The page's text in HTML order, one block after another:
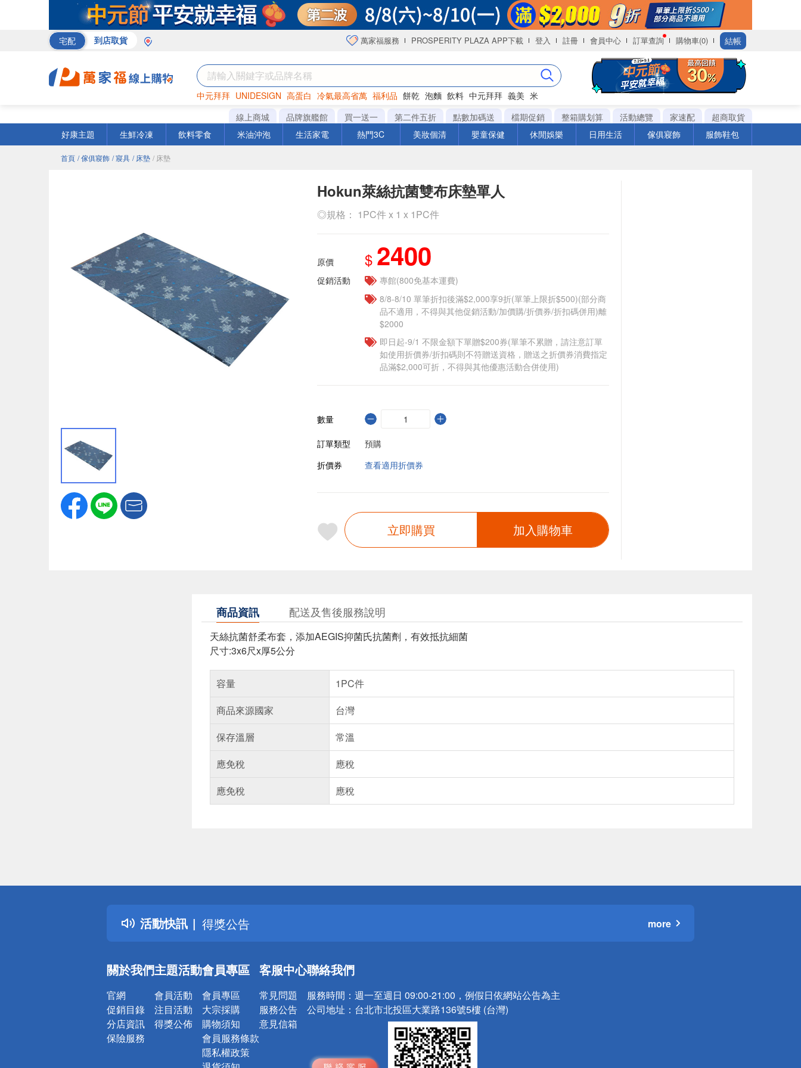
宅配 到店取貨 萬家福服務 PROSPERITY PLAZA APP下載 登入 註冊 會員中心 訂單查詢 購物車(0) 結帳
中元拜拜 UNIDESIGN 高蛋白 冷氣最高省萬 福利品 餅乾 泡麵 飲料 中元拜拜 義美 米
罐頭 咖啡 海苔
線上商城 品牌旗艦館 買一送一 第二件五折 點數加碼送 檔期促銷 整箱購划算 活動總覽 家速配
超商取貨
好康主題
生鮮冷凍 飲料零食 米油沖泡 生活家電 熱門3C 美妝個清 嬰童保健 休閒娛樂 日用生活 傢俱寢飾 服飾鞋包
首頁 / 傢俱寢飾 / 寢具 / 床墊 / 床墊
Hokun萊絲抗菌雙布床墊單人
◎規格： 1PC件 x 1 x 1PC件
原價 $ 2400
促銷活動
專館(800免基本運費)
8/8-8/10 單筆折扣後滿$2,000享9折(單筆上限折$500)(部分商
品不適用，不得與其他促銷活動/加價購/折價券/折扣碼併用)離
$2000
即日起-9/1 不限金額下單贈$200券(單筆不累贈，請注意訂單
如使用折價券/折扣碼則不符贈送資格，贈送之折價券消費指定
品滿$2,000可折，不得與其他優惠活動合併使用)
數量
訂單類型
預購
折價券
查看適用折價券
立即購買 加入購物車
商品資訊 配送及售後服務說明
天絲抗菌舒柔布套，添加AEGIS抑菌氏抗菌劑，有效抵抗細菌
尺寸:3x6尺x厚5公分
容量
1PC件
商品來源國家
台灣
保存溫層
常溫
應免稅
應稅
應免稅
應稅
活動快訊
詐騙網頁！請小心！
得獎公告
熱門話題
銀行優惠
詐騙網頁！請小心！
more
關於我們
官網
促銷目錄
分店資訊
保險服務
主題活動
會員活動
注目活動
得獎公佈
會員專區
會員專區
大宗採購
購物須知
會員服務條款
隱私權政策
客服中心
常見問題
服務公告
意見信箱
聯絡我們
服務時間： 週一至週日 09:00-21:00，例假日依網站公告為主
公司地址： 台北市北投區大業路136號5樓 (台灣)